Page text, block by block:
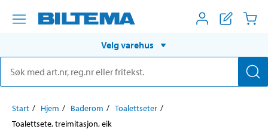
Velg varehus
Start Hjem Baderom
Toalettseter
Toalettsete, treimitasjon, eik